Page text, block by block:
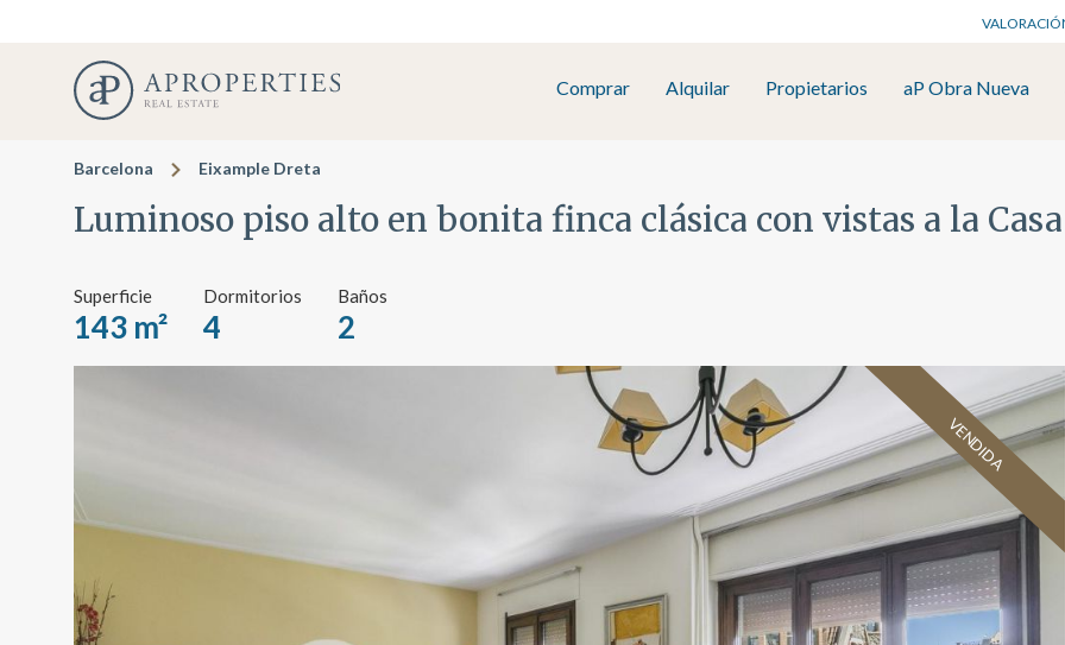
Comprar Alquilar Propietarios aP Obra Nueva
Barcelona Eixample Dreta
Luminoso piso alto en bonita finca clásica con vistas a la
Superficie
143 m²
Dormitorios
4
Baños
2
VENDIDA